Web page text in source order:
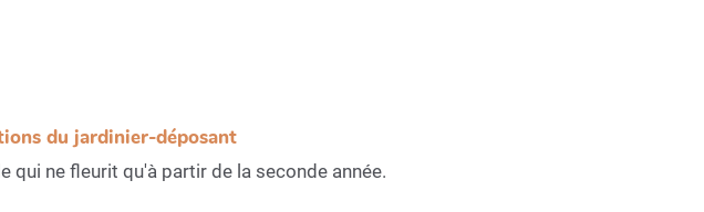
du jardinier-déposant
qui ne fleurit qu'à partir de la seconde année.